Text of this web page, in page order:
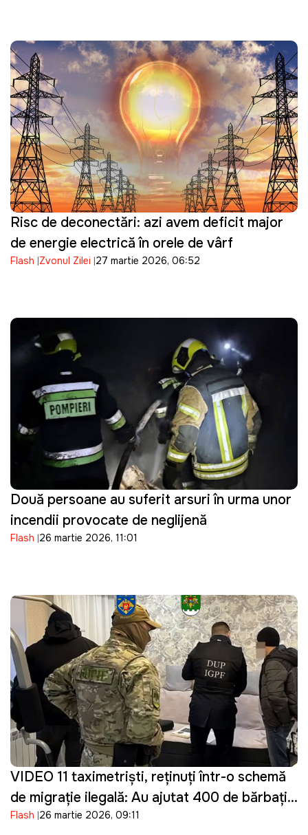
Risc de deconectări: azi avem deficit major
de energie electrică în orele de vârf
Flash Zvonul Zilei 27 martie 2026, 06:52
Două persoane au suferit arsuri în urma unor
incendii provocate de neglijență
Flash 26 martie 2026, 11:01
VIDEO 11 taximetriști, reținuți într-o schemă
de migrație ilegală: Au ajutat 400 de bărbați
din Ucraina să intre ilegal în Moldova
Flash 26 martie 2026, 09:11